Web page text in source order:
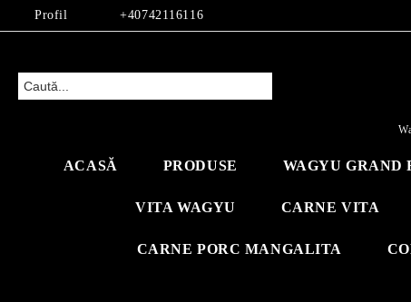
Profil +40742116116
ACASĂ PRODUSE WAGYU GRAND
VITA WAGYU CARNE VITA
CARNE PORC MANGALITA